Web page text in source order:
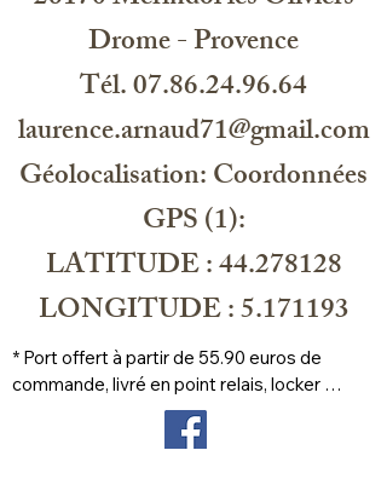
Drome - Provence
Tél. 07.86.24.96.64
laurence.arnaud71@gmail.com
Géolocalisation: Coordonnées
GPS (1):
LATITUDE : 44.278128
LONGITUDE : 5.171193
* Port offert à partir de 55.90 euros de
commande, livré en point relais, locker